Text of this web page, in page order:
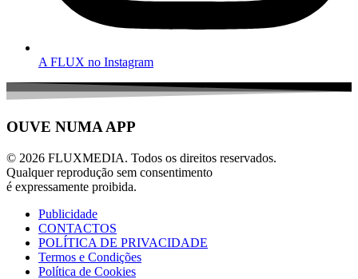
A FLUX no Instagram
OUVE NUMA APP
© 2026 FLUXMEDIA. Todos os direitos reservados.
Qualquer reprodução sem consentimento
é expressamente proibida.
Publicidade
CONTACTOS
POLÍTICA DE PRIVACIDADE
Termos e Condições
Política de Cookies